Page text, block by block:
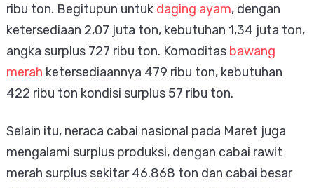
ribu ton. Begitupun untuk daging ayam, dengan
ketersediaan 2,07 juta ton, kebutuhan 1,34 juta ton,
angka surplus 727 ribu ton. Komoditas bawang
merah ketersediaannya 479 ribu ton, kebutuhan
422 ribu ton kondisi surplus 57 ribu ton.
Selain itu, neraca cabai nasional pada Maret juga
mengalami surplus produksi, dengan cabai rawit
merah surplus sekitar 46.868 ton dan cabai besar